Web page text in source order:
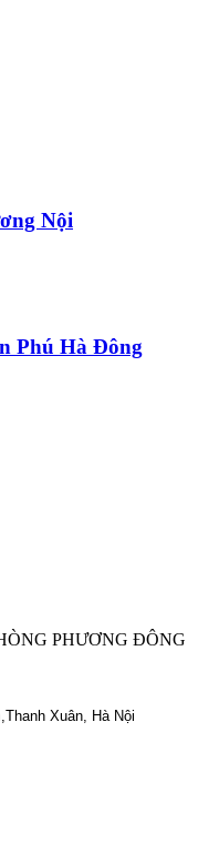
Nội
Phú Hà Đông
PHƯƠNG ĐÔNG
Xuân, Hà Nội